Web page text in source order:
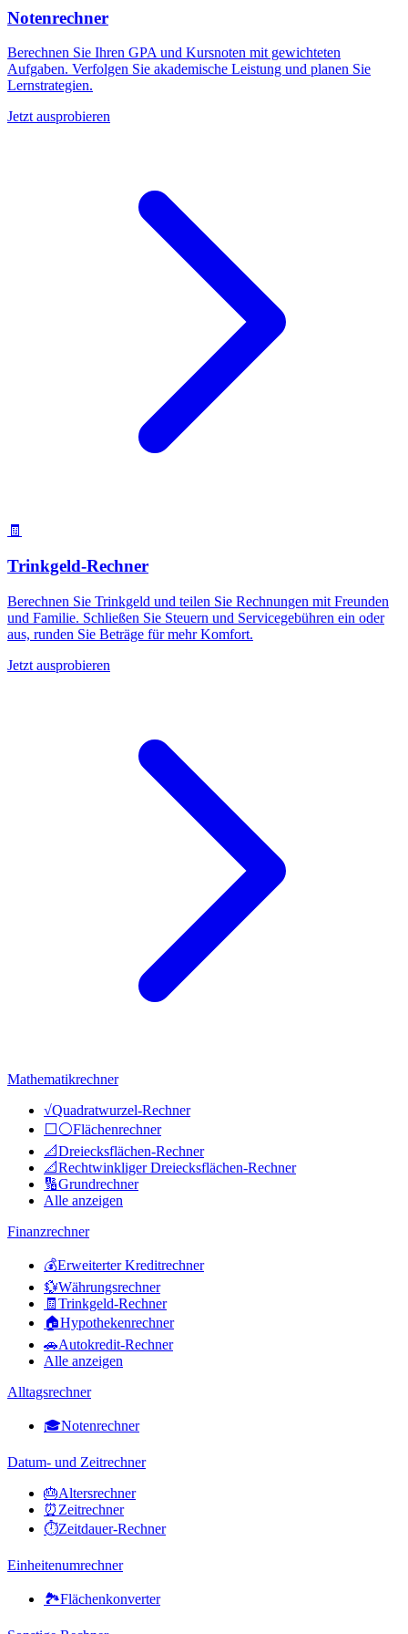
Notenrechner
Berechnen Sie Ihren GPA und Kursnoten mit gewichteten
Aufgaben. Verfolgen Sie akademische Leistung und planen Sie
Lernstrategien.
Jetzt ausprobieren
🧾
Trinkgeld-Rechner
Berechnen Sie Trinkgeld und teilen Sie Rechnungen mit Freunden
und Familie. Schließen Sie Steuern und Servicegebühren ein oder
aus, runden Sie Beträge für mehr Komfort.
Jetzt ausprobieren
Mathematikrechner
√Quadratwurzel-Rechner
⬜⚪Flächenrechner
📐Dreiecksflächen-Rechner
📐Rechtwinkliger Dreiecksflächen-Rechner
🔢Grundrechner
Alle anzeigen
Finanzrechner
💰Erweiterter Kreditrechner
💱Währungsrechner
🧾 Trinkgeld-Rechner
🏠Hypothekenrechner
🚗Autokredit-Rechner
Alle anzeigen
Alltagsrechner
🎓Notenrechner
Datum- und Zeitrechner
🎂Altersrechner
⏰ Zeitrechner
⏱️Zeitdauer-Rechner
Einheitenumrechner
🏞️Flächenkonverter